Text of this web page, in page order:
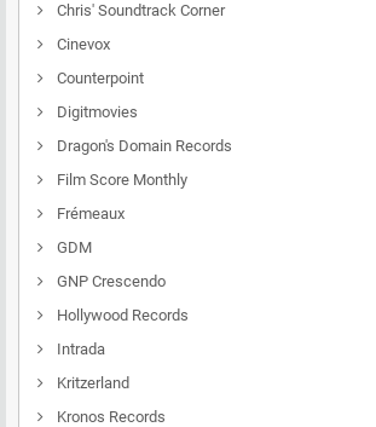
Chris' Soundtrack Corner
Cinevox
Counterpoint
Digitmovies
Dragon's Domain Records
Film Score Monthly
Frémeaux
GDM
GNP Crescendo
Hollywood Records
Intrada
Kritzerland
Kronos Records